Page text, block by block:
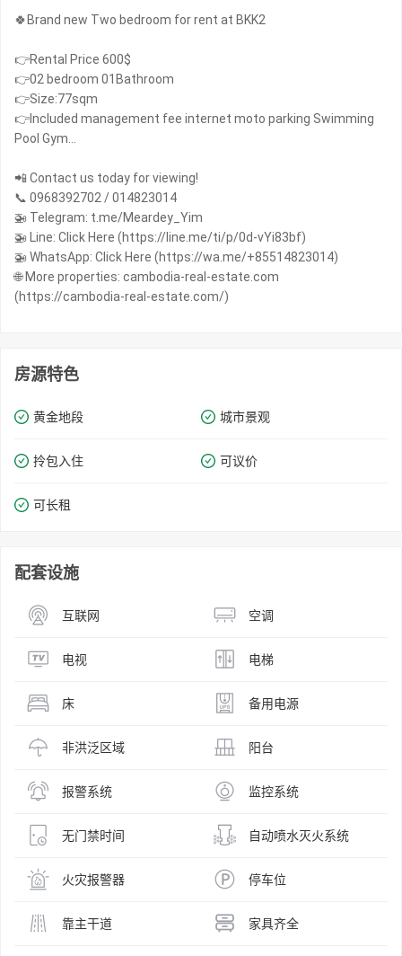
🍀Brand new Two bedroom for rent at BKK2
👉Rental Price 600$
👉02 bedroom 01Bathroom
👉Size:77sqm
👉Included management fee internet moto parking Swimming
Pool Gym…
📲 Contact us today for viewing!
📞 0968392702 / 014823014
🚁 Telegram: t.me/Meardey_Yim
🚁 Line: Click Here (https://line.me/ti/p/0d-vYi83bf)
🚁 WhatsApp: Click Here (https://wa.me/+85514823014)
🌐 More properties: cambodia-real-estate.com
(https://cambodia-real-estate.com/)
房源特色
黄金地段 城市景观
拎包入住 可议价
可长租
配套设施
互联网 空调
电视 电梯
床 备用电源
非洪泛区域 阳台
报警系统 监控系统
无门禁时间 自动喷水灭火系统
火灾报警器 停车位
靠主干道 家具齐全